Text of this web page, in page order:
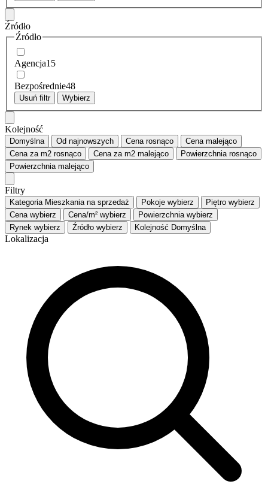
Źródło
Źródło
Agencja15
Bezpośrednie48
Usuń filtr Wybierz
Kolejność
Domyślna Od najnowszych Cena rosnąco Cena malejąco
Cena za m2 rosnąco Cena za m2 malejąco Powierzchnia rosnąco
Powierzchnia malejąco
Filtry
Kategoria Mieszkania na sprzedaż Pokoje wybierz Piętro wybierz
Cena wybierz Cena/m² wybierz Powierzchnia wybierz
Rynek wybierz Źródło wybierz Kolejność Domyślna
Lokalizacja